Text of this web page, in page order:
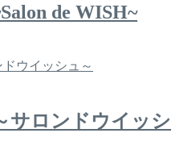
de WISH~
サロンドウイッシ